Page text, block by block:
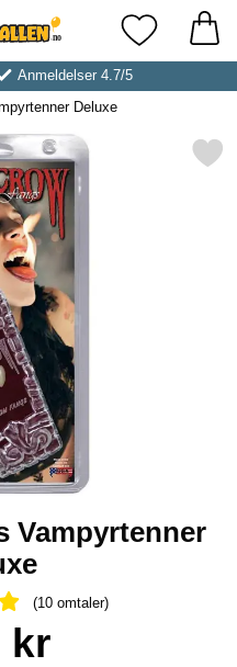
Partyhallen ABMine
Anmeldelser 4.7/5
Deluxe
scarecrow Fangs
Vampyrtenner
Vurdering: 5 Stjerne, Gå til alle
(10 omtaler)
Fangs Vampyrtenner
kr